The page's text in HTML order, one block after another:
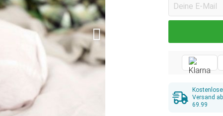
Versand
69.99